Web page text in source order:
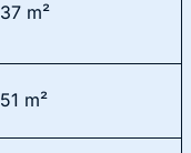
37 m²
51 m²